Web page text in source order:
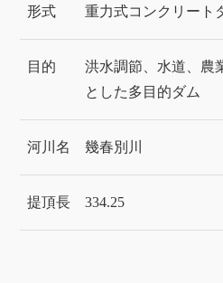
形式 重力式コンクリート
目的
洪水調節、水道、農
とした多目的ダム
河川名 幾春別川
提頂長 334.25